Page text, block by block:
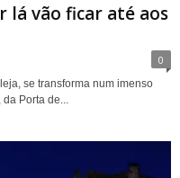
lá vão ficar até aos
0
se transforma num imenso
Porta de...